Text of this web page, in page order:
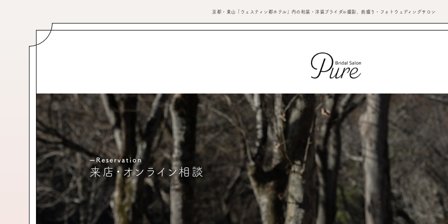
京都・東山「ウェスティン都ホテル」内の和装・洋装ブライダル撮影、前撮り・フォトウェディングサロン
ーReservation
来店・オンライン相談